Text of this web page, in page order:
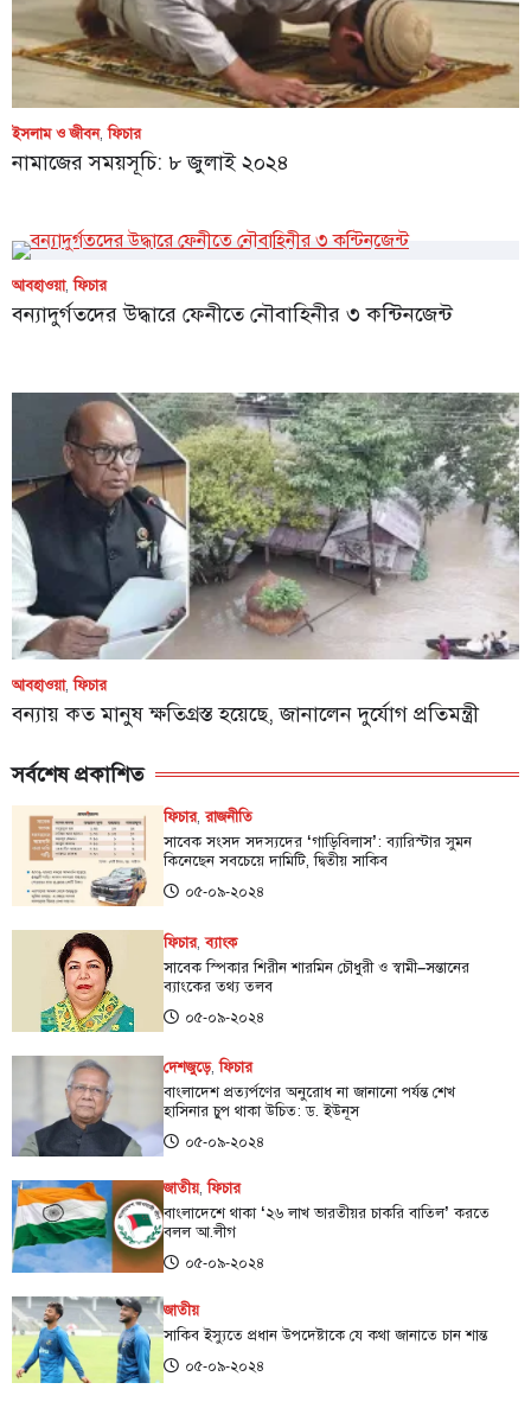
ইসলাম ও জীবন,ফিচার
নামাজের সময়সূচি: ৮ জুলাই ২০২৪
আবহাওয়া,ফিচার
বন্যাদুর্গতদের উদ্ধারে ফেনীতে নৌবাহিনীর ৩ কন্টিনজেন্ট
আবহাওয়া,ফিচার
বন্যায় কত মানুষ ক্ষতিগ্রস্ত হয়েছে, জানালেন দুর্যোগ প্রতিমন্ত্রী
সর্বশেষ প্রকাশিত
ফিচার,রাজনীতি
সাবেক সংসদ সদস্যদের ‘গাড়িবিলাস’: ব্যারিস্টার সুমন
কিনেছেন সবচেয়ে দামিটি, দ্বিতীয় সাকিব
০৫-০৯-২০২৪
ফিচার,ব্যাংক
সাবেক স্পিকার শিরীন শারমিন চৌধুরী ও স্বামী–সন্তানের
ব্যাংকের তথ্য তলব
০৫-০৯-২০২৪
দেশজুড়ে,ফিচার
বাংলাদেশ প্রত্যর্পণের অনুরোধ না জানানো পর্যন্ত শেখ
হাসিনার চুপ থাকা উচিত: ড. ইউনূস
০৫-০৯-২০২৪
জাতীয়,ফিচার
বাংলাদেশে থাকা ‌‘২৬ লাখ ভারতীয়র চাকরি বাতিল’ করতে
বলল আ.লীগ
০৫-০৯-২০২৪
জাতীয়
সাকিব ইস্যুতে প্রধান উপদেষ্টাকে যে কথা জানাতে চান শান্ত
০৫-০৯-২০২৪